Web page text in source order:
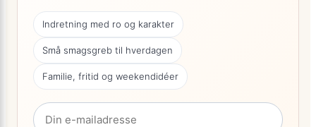
Indretning med ro og karakter
Små smagsgreb til hverdagen
Familie, fritid og weekendidéer